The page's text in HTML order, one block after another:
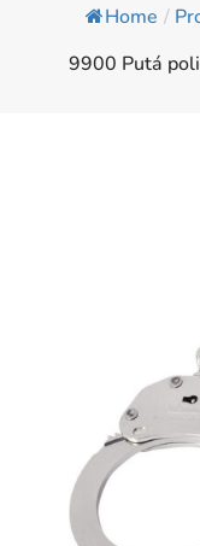
Home /
9900 Putá